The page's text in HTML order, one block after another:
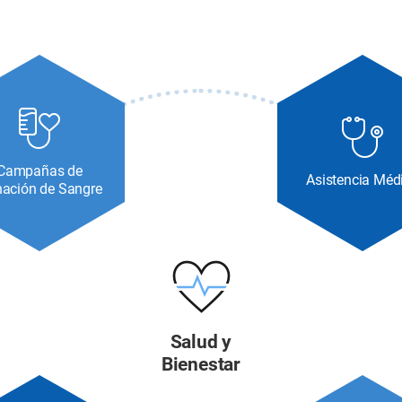
de
de Sangre
Asistencia
Salud y
Bienestar